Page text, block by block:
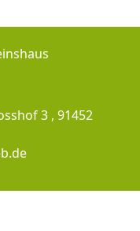
3 , 91452